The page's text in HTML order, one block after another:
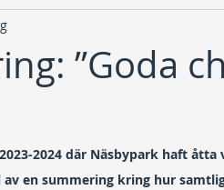
”Goda
2024 där Näsbypark haft åtta
en summering kring hur